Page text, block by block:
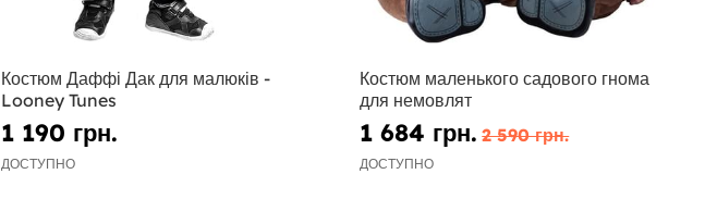
Костюм Даффі Дак для малюків -
Looney Tunes
1 190 грн.
ДОСТУПНО
Костюм маленького садового гнома
для немовлят
1 684 грн. 2 590 грн.
ДОСТУПНО